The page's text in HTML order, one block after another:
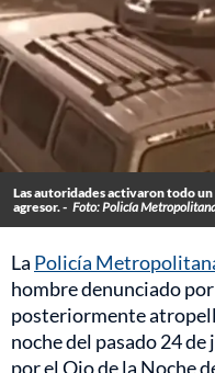
Las autoridades activaron todo
agresor. - Foto: Policía
La Policía
hombre denunciado
posteriormente
noche del pasado 24
por el Ojo de la Noche